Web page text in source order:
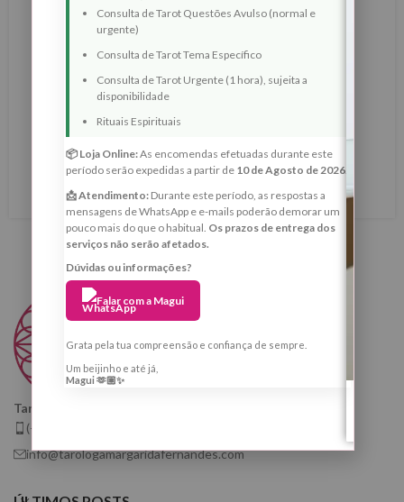
Touro — Ritual de Reestruturação
Energética, Estabilidade Interior e
Prosperidade Consciente
Margarida Fernandes 0
Lua Nova de 16 de Maio de 2026 em Touro — Ritual de
Reestruturação Energética, Estabilidade Interior e
Prosperidade Consciente
LER MAIS
Taróloga, Cartomante e Quiróloga
(+351) 925 799 410
info@tarologamargaridafernandes.com
Consulta de Tarot Questões Avulso (normal e
urgente)
Consulta de Tarot Tema Específico
Consulta de Tarot Urgente (1 hora), sujeita a
disponibilidade
Rituais Espirituais
📦 Loja Online:As encomendas efetuadas durante este
período serão expedidas a partir de 10 de Agosto de 2026.
📩 Atendimento:Durante este período, as respostas a
mensagens de WhatsApp e e-mails poderão demorar um
pouco mais do que o habitual. Os prazos de entrega dos
serviços não serão afetados.
Dúvidas ou informações?
Falar com a Magui
Grata pela tua compreensão e confiança de sempre.
Um beijinho e até já,
Magui 🫶🏼✨